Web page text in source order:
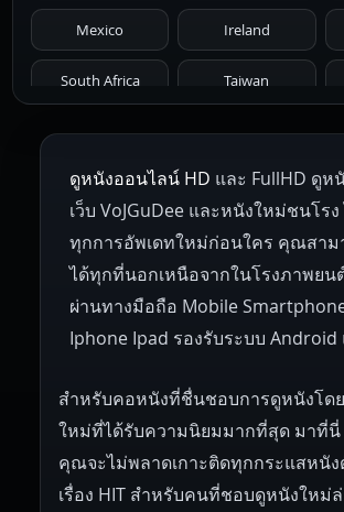
1966 1965 1964
1959 1955
1945 1942 1941
1937 1930
Mexico Ireland
South Africa Taiwan
Netherlands Russia
Hungary Denmark
Czech Republic Brazil
ดูหนังออนไลน์ HD และ FullHD ดูห
เว็บ VoJGuDee และหนังใหม่ชนโร
ทุกการอัพเดทใหม่ก่อนใคร คุณสาม
ได้ทุกที่นอกเหนือจากในโรงภาพยน
ผ่านทางมือถือ Mobile
Iphone Ipad รองรับระบบ Android
สำหรับคอหนังที่ชื่นชอบการดูหนังโด
ใหม่ที่ได้รับความนิยมมากที่สุด มาที่นี่
คุณจะไม่พลาดเกาะติดทุกกระแสหนั
เรื่อง HIT สำหรับคนที่ชอบดูหนังใหม่